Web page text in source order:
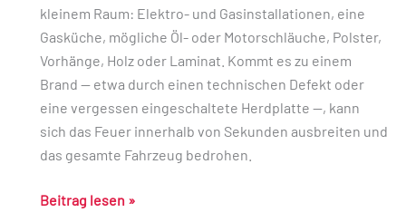
kleinem Raum: Elektro- und Gasinstallationen, eine
Gasküche, mögliche Öl- oder Motorschläuche, Polster,
Vorhänge, Holz oder Laminat. Kommt es zu einem
Brand — etwa durch einen technischen Defekt oder
eine vergessen eingeschaltete Herdplatte —, kann
sich das Feuer innerhalb von Sekunden ausbreiten und
das gesamte Fahrzeug bedrohen.
Beitrag lesen »